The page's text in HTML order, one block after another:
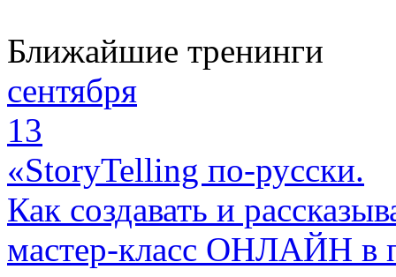
Ближайшие тренинги
сентября
13
«StoryTelling по-русски.
Как создавать и
мастер-класс ОНЛАЙН в